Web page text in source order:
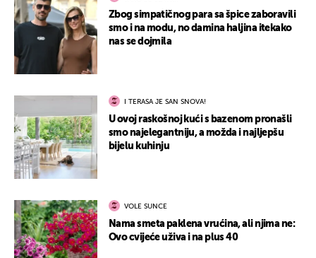
Zbog simpatičnog para sa špice zaboravili
smo i na modu, no damina haljina itekako
nas se dojmila
I TERASA JE SAN SNOVA!
U ovoj raskošnoj kući s bazenom pronašli
smo najelegantniju, a možda i najljepšu
bijelu kuhinju
VOLE SUNCE
Nama smeta paklena vrućina, ali njima ne:
Ovo cvijeće uživa i na plus 40